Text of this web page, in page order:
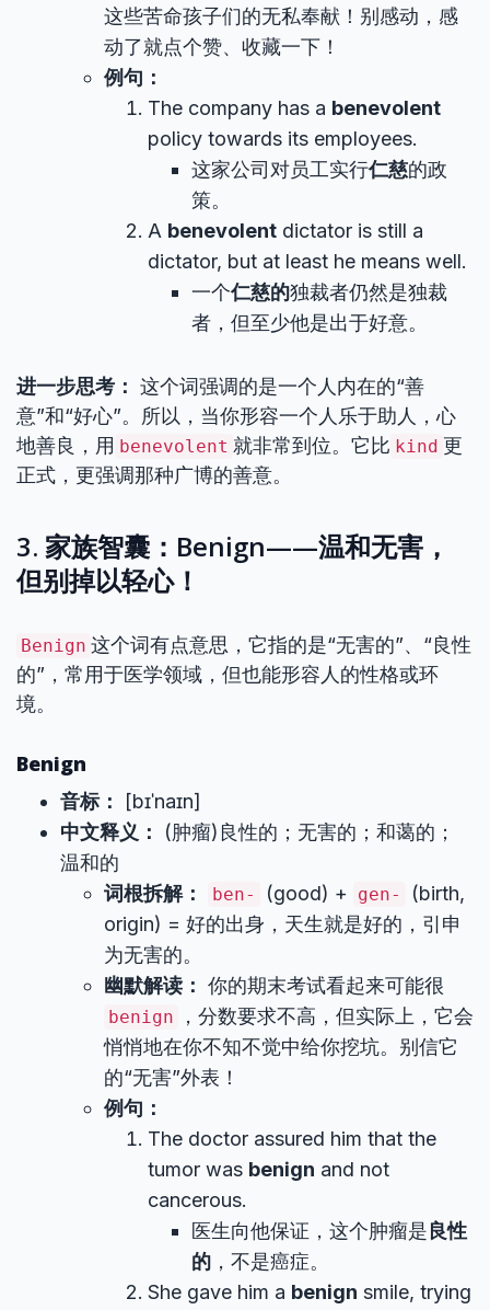
这些苦命孩子们的无私奉献！别感动，感
动了就点个赞、收藏一下！
例句：
The company has a benevolent
policy towards its employees.
这家公司对员工实行仁慈的政
策。
A benevolent dictator is still a
dictator, but at least he means well.
一个仁慈的独裁者仍然是独裁
者，但至少他是出于好意。
进一步思考： 这个词强调的是一个人内在的“善
意”和“好心”。所以，当你形容一个人乐于助人，心
地善良，用 benevolent 就非常到位。它比 kind 更
正式，更强调那种广博的善意。
3. 家族智囊：Benign——温和无害，
但别掉以轻心！
Benign 这个词有点意思，它指的是“无害的”、“良性
的”，常用于医学领域，但也能形容人的性格或环
境。
Benign
音标：
[bɪˈnaɪn]
中文释义：
(肿瘤)良性的；无害的；和蔼的；
温和的
词根拆解：
ben- (good) + gen-
(birth,
origin) = 好的出身，天生就是好的，引申
为无害的。
幽默解读： 你的期末考试看起来可能很
benign
，分数要求不高，但实际上，它会
悄悄地在你不知不觉中给你挖坑。别信它
的“无害”外表！
例句：
The doctor assured him that the
tumor was benign and not
cancerous.
医生向他保证，这个肿瘤是良性
的 ，不是癌症。
She gave him a benign smile, trying